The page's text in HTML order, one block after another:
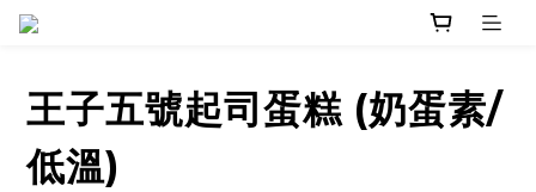
王子五號起司蛋糕 (奶蛋素/
低溫)